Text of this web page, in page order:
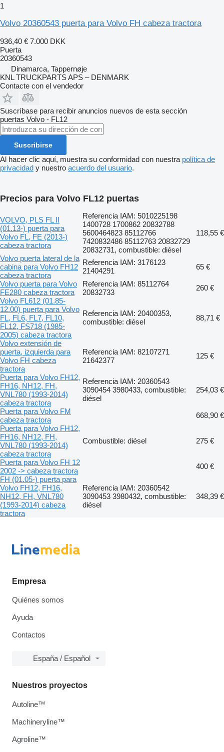
1
Volvo 20360543 puerta para Volvo FH cabeza tractora
936,40 € 7.000 DKK
Puerta
20360543
Dinamarca, Tappernøje
KNL TRUCKPARTS APS – DENMARK
Contacte con el vendedor
Suscríbase para recibir anuncios nuevos de esta sección
puertas Volvo - FL12
Suscribirse
Al hacer clic aquí, muestra su conformidad con nuestra política de
privacidad y nuestro acuerdo del usuario.
Precios para Volvo FL12 puertas
VOLVO, PLS FL II
(01.13-) puerta para
Volvo FL, FE (2013-)
cabeza tractora
Referencia IAM: 5010225198
1400728 1700862 20832788
5600464823 85112766
7420832486 85112763 20832729
20832731, combustible: diésel
118,55 €
Volvo puerta lateral de la
cabina para Volvo FH12
cabeza tractora
Referencia IAM: 3176123
21404291
65 €
Volvo puerta para Volvo
FE280 cabeza tractora
Referencia IAM: 85112764
20832733
260 €
Volvo FL612 (01.85-
12.00) puerta para Volvo
FL, FL6, FL7, FL10,
FL12, FS718 (1985-
2005) cabeza tractora
Referencia IAM: 20400353,
combustible: diésel
88,71 €
Volvo extensión de
puerta, izquierda para
Volvo FH cabeza
tractora
Referencia IAM: 82107271
21642377
125 €
Puerta para Volvo FH12,
FH16, NH12, FH,
VNL780 (1993-2014)
cabeza tractora
Referencia IAM: 20360543
3090454 3980433, combustible:
diésel
254,03 €
Puerta para Volvo FM
cabeza tractora
668,90 €
Puerta para Volvo FH12,
FH16, NH12, FH,
VNL780 (1993-2014)
cabeza tractora
Combustible: diésel 275 €
Puerta para Volvo FH 12
2002 -> cabeza tractora
400 €
FH (01.05-) puerta para
Volvo FH12, FH16,
NH12, FH, VNL780
(1993-2014) cabeza
tractora
Referencia IAM: 20360542
3090453 3980432, combustible:
diésel
348,39 €
Empresa
Quiénes somos
Ayuda
Contactos
España / Español
Nuestros proyectos
Autoline™
Machineryline™
Agroline™